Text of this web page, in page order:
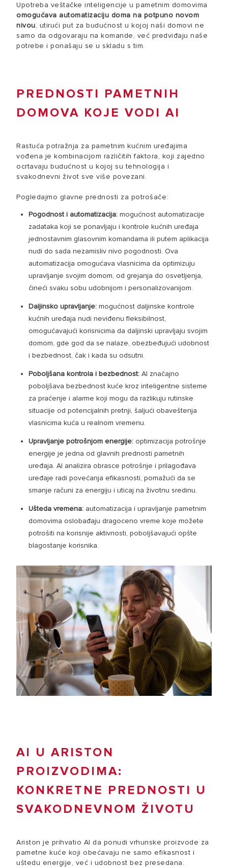
Upotreba veštačke inteligencije u pametnim domovima
omogućava automatizaciju doma na potpuno novom
nivou, utirući put za budućnost u kojoj naši domovi ne
samo da odgovaraju na komande, već predviđaju naše
potrebe i ponašaju se u skladu s tim.
PREDNOSTI PAMETNIH
DOMOVA KOJE VODI AI
Rastuća potražnja za pametnim kućnim uređajima
vođena je kombinacijom različitih faktora, koji zajedno
ocrtavaju budućnost u kojoj su tehnologija i
svakodnevni život sve više povezani.
Pogledajmo glavne prednosti za potrošače:
Pogodnost i automatizacija: mogućnost automatizacije
zadataka koji se ponavljaju i kontrole kućnih uređaja
jednostavnim glasovnim komandama ili putem aplikacija
nudi do sada nezamisliv nivo pogodnosti. Ova
automatizacija omogućava vlasnicima da optimizuju
upravljanje svojim domom, od grejanja do osvetljenja,
čineći svaku sobu udobnijom i personalizovanijom.
Daljinsko upravljanje: mogućnost daljinske kontrole
kućnih uređaja nudi neviđenu fleksibilnost,
omogućavajući korisnicima da daljinski upravljaju svojim
domom, gde god da se nalaze, obezbeđujući udobnost
i bezbednost, čak i kada su odsutni.
Poboljšana kontrola i bezbednost: AI značajno
poboljšava bezbednost kuće kroz inteligentne sisteme
za praćenje i alarme koji mogu da razlikuju rutinske
situacije od potencijalnih pretnji, šaljući obaveštenja
vlasnicima kuća u realnom vremenu.
Upravljanje potrošnjom energije: optimizacija potrošnje
energije je jedna od glavnih prednosti pametnih
uređaja. AI analizira obrasce potrošnje i prilagođava
uređaje radi povećanja efikasnosti, pomažući da se
smanje računi za energiju i uticaj na životnu sredinu.
Ušteda vremena: automatizacija i upravljanje pametnim
domovima oslobađaju dragoceno vreme koje možete
potrošiti na korisnije aktivnosti, poboljšavajući opšte
blagostanje korisnika.
AI U ARISTON
PROIZVODIMA:
KONKRETNE PREDNOSTI U
SVAKODNEVNOM ŽIVOTU
Ariston je prihvatio AI da ponudi vrhunske proizvode za
pametne kuće koji obećavaju ne samo efikasnost i
uštedu energije, već i udobnost bez presedana.